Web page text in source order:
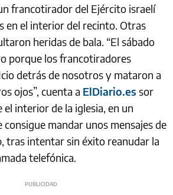
francotirador del Ejército israelí
en el interior del recinto. Otras
heridas de bala. “El sábado
porque los francotiradores
detrás de nosotros y mataron a
ojos”, cuenta a ElDiario.es sor
el interior de la iglesia, en un
mandar unos mensajes de
tras intentar sin éxito reanudar la
telefónica.